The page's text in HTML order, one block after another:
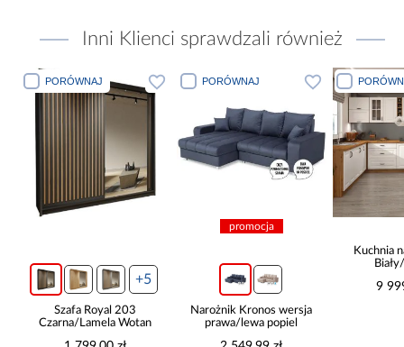
Inni Klienci sprawdzali również
PORÓWNAJ
+5
Szafa Royal 203
Czarna/Lamela Wotan
PORÓWNAJ
promocja
Narożnik Kronos wersja
prawa/lewa popiel
Kuchnia
9